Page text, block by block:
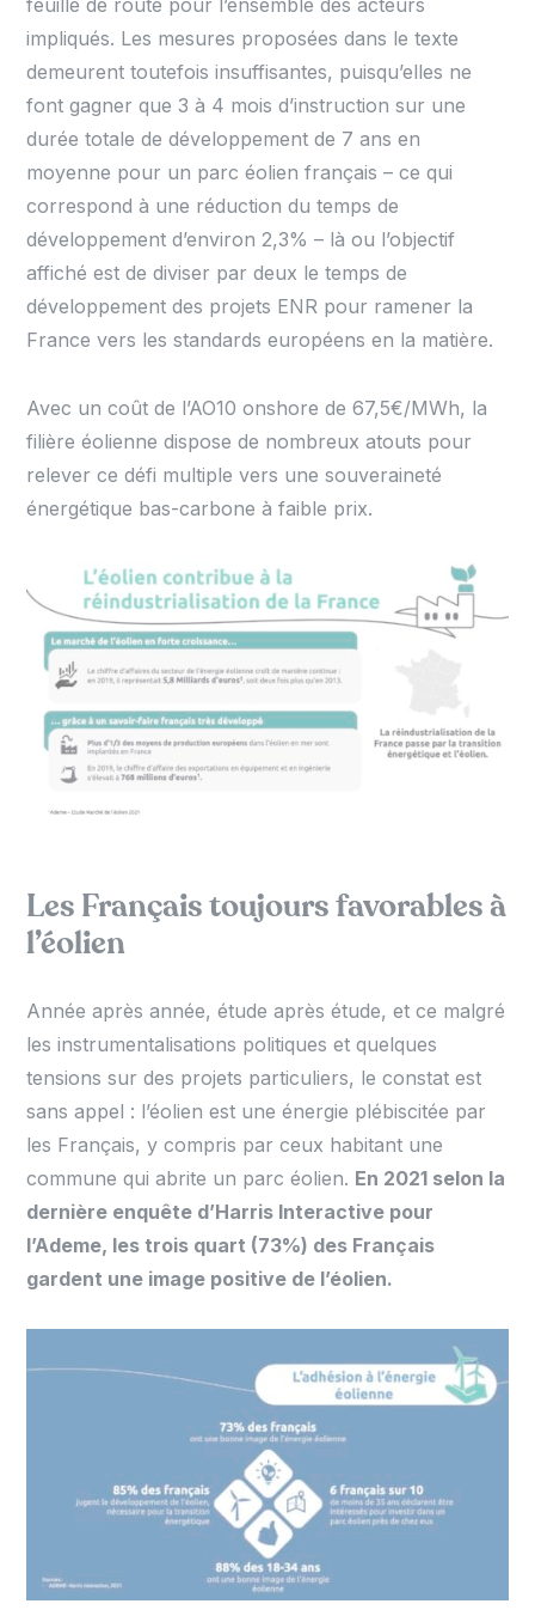
feuille de route pour l’ensemble des acteurs
impliqués. Les mesures proposées dans le texte
demeurent toutefois insuffisantes, puisqu’elles ne
font gagner que 3 à 4 mois d’instruction sur une
durée totale de développement de 7 ans en
moyenne pour un parc éolien français – ce qui
correspond à une réduction du temps de
développement d’environ 2,3% – là ou l’objectif
affiché est de diviser par deux le temps de
développement des projets ENR pour ramener la
France vers les standards européens en la matière.
Avec un coût de l’AO10 onshore de 67,5€/MWh, la
filière éolienne dispose de nombreux atouts pour
relever ce défi multiple vers une souveraineté
énergétique bas-carbone à faible prix.
Les Français toujours favorables à
l’éolien
Année après année, étude après étude, et ce malgré
les instrumentalisations politiques et quelques
tensions sur des projets particuliers, le constat est
sans appel : l’éolien est une énergie plébiscitée par
les Français, y compris par ceux habitant une
commune qui abrite un parc éolien. En 2021 selon la
dernière enquête d’Harris Interactive pour
l’Ademe, les trois quart (73%) des Français
gardent une image positive de l’éolien.